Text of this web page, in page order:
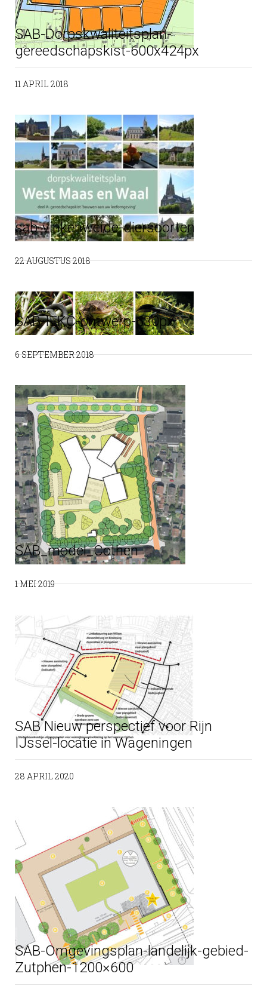
SAB-Dorpskwaliteitsplan-
gereedschapskist-600x424px
11 APRIL 2018
sab-vinkenweide-diersoorten
22 AUGUSTUS 2018
SAB-IEKC-ontwerp-630px
6 SEPTEMBER 2018
SAB_model_Cothen
1 MEI 2019
SAB Nieuw perspectief voor Rijn
IJssel-locatie in Wageningen
28 APRIL 2020
SAB-Omgevingsplan-landelijk-gebied-
Zutphen-1200×600